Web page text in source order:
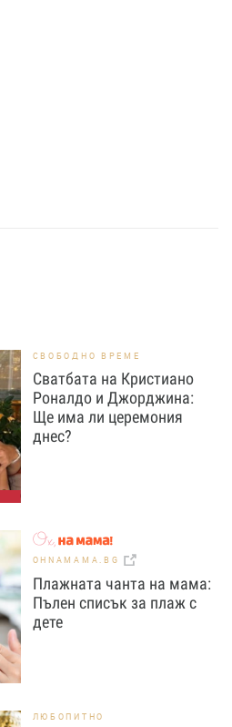
СВОБОДНО ВРЕМЕ
Сватбата на Кристиано
Роналдо и Джорджина:
Ще има ли церемония
днес?
OHNAMAMA.BG
Плажната чанта на мама:
Пълен списък за плаж с
дете
ЛЮБОПИТНО